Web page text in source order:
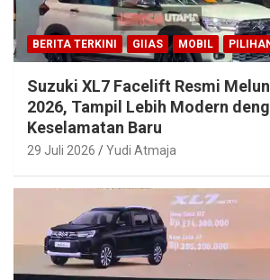
BERITA TERKINI GIIAS MOBIL
Suzuki XL7 Facelift Resmi
2026, Tampil Lebih Modern
Keselamatan Baru
29 Juli 2026 Yudi Atmaja